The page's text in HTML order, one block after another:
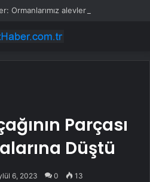
Parçası
Düştü
6, 2023 0 13